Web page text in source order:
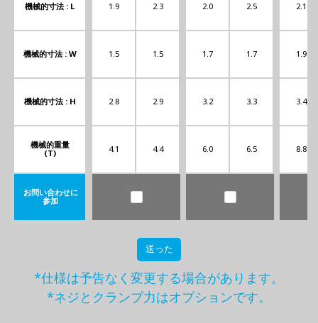
機械的寸法 : L
機械的寸法 : W
機械的寸法 : H
機械的重量
(T)
お問い合わせに
参加
1.9 2.3
1.5 1.5
2.8 2.9
4.1 4.4
2.0 2.5
1.7 1.7
3.2 3.3
6.0 6.5
2.1
1.9
3.4
8.8
送った
*仕様は予告なく変更する場合があります。
*ネジとクランプ力はオプションです。